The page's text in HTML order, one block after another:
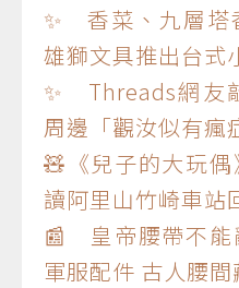
✨ 香菜、九層塔
雄獅文具推出台式
✨ Threads網友
周邊「觀汝似有瘋
🧸《兒子的大玩
讀阿里山竹崎車站
📰 皇帝腰帶不能
軍服配件 古人腰